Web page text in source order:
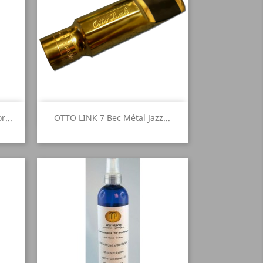
OTTO LINK 7 Bec Métal Jazz...
Aperçu rapide